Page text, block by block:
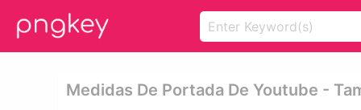
Medidas De Portada De Youtube -